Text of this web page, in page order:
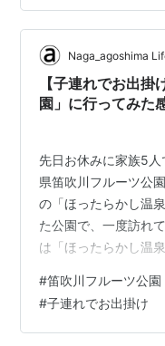
（福岡県北九州市）
ます。 皿倉山はケー
ケーブルカーの中か
台からの景色 黒崎
大夜景と言われるこ
Naga_agoshima
【子連れでお出
園」に行ってみた
先日お休みに家族5
県笛吹川フルーツ公
の「ほったらかし温
た公園で、一度訪れ
は「ほったらかし温
て「山梨県笛吹川フ
した。 というわけで
県笛吹川フルーツ公
#笛吹川フルーツ公園
#子連れでお出掛け